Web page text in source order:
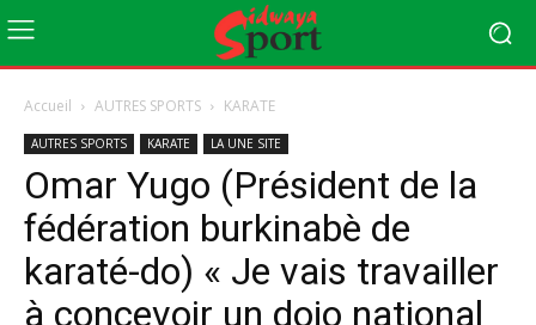
Accueil AUTRES SPORTS KARATE
AUTRES SPORTS KARATE LA UNE SITE
Omar Yugo (Président de la
fédération burkinabè de
karaté-do) « Je vais travailler
à concevoir un dojo national